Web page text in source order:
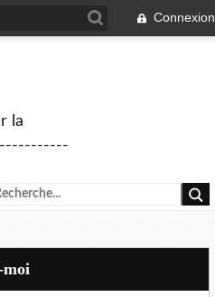
Connexion
la
moi